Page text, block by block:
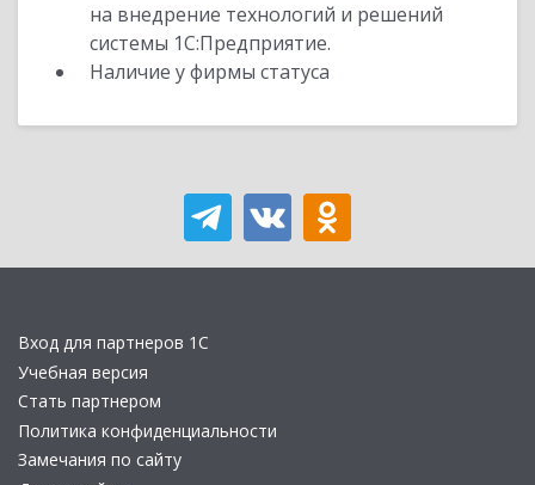
на внедрение технологий и решений
системы 1С:Предприятие.
Наличие у фирмы статуса
Вход для партнеров 1С
Учебная версия
Стать партнером
Политика конфиденциальности
Замечания по сайту